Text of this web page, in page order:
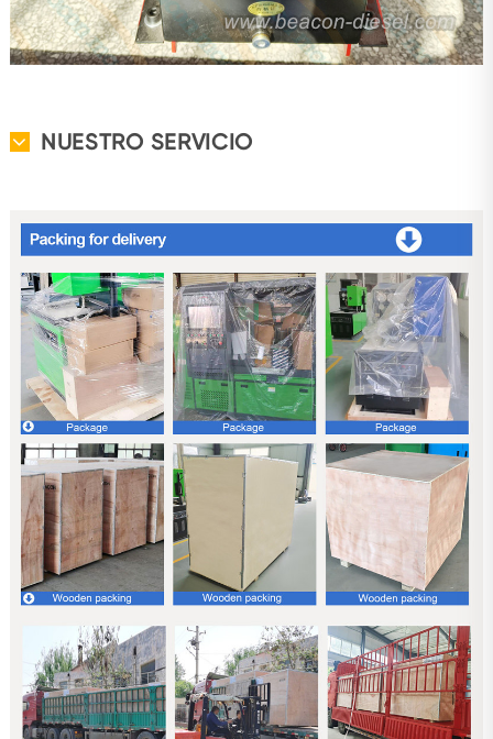
NUESTRO SERVICIO